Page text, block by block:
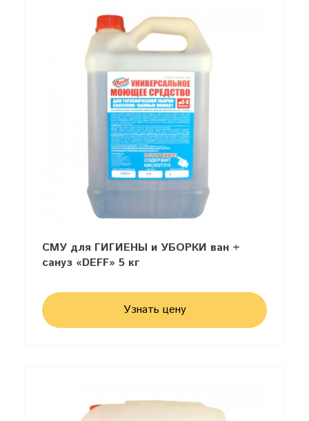
СМУ для ГИГИЕНЫ и УБОРКИ ван +
сануз «DEFF» 5 кг
Узнать цену